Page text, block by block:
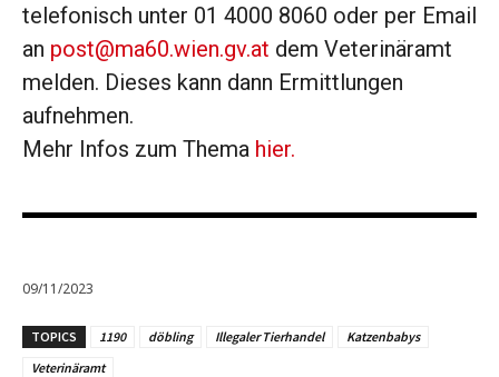
telefonisch unter 01 4000 8060 oder per Email
an post@ma60.wien.gv.at dem Veterinäramt
melden. Dieses kann dann Ermittlungen
aufnehmen.
Mehr Infos zum Thema hier.
09/11/2023
TOPICS 1190 döbling Illegaler Tierhandel
Katzenbabys
Veterinäramt